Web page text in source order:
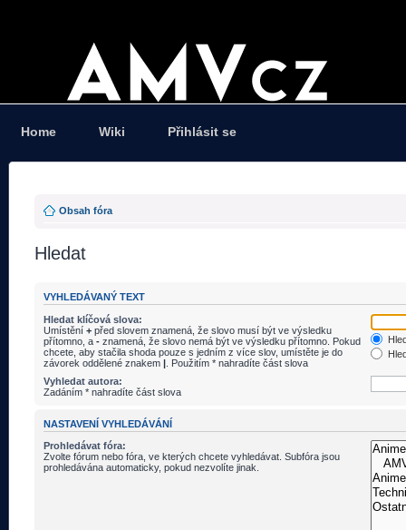
Home Wiki Přihlásit se
Obsah fóra
Hledat
VYHLEDÁVANÝ TEXT
Hledat klíčová slova:
Umístění + před slovem znamená, že slovo musí být ve výsledku
přítomno, a - znamená, že slovo nemá být ve výsledku přítomno. Pokud
chcete, aby stačila shoda pouze s jedním z více slov, umístěte je do
závorek oddělené znakem | . Použitím * nahradíte část slova
Vyhledat autora:
Zadáním * nahradíte část slova
NASTAVENÍ VYHLEDÁVÁNÍ
Prohledávat fóra:
Zvolte fórum nebo fóra, ve kterých chcete vyhledávat. Subfóra jsou
prohledávána automaticky, pokud nezvolíte jinak.